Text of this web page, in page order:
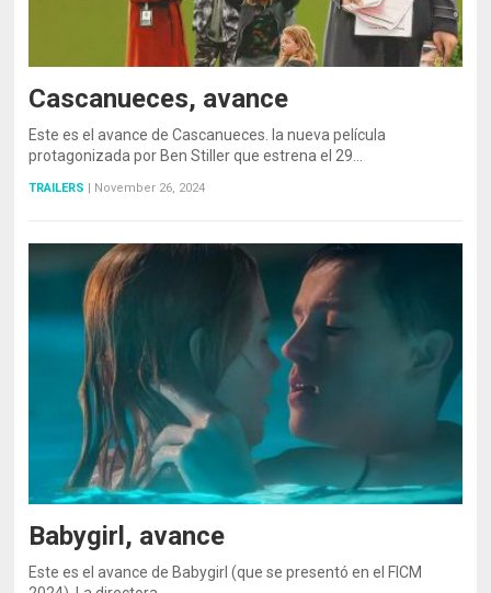
Cascanueces, avance
Este es el avance de Cascanueces. la nueva película
protagonizada por Ben Stiller que estrena el 29…
TRAILERS November 26, 2024
Babygirl, avance
Este es el avance de Babygirl (que se presentó en el FICM